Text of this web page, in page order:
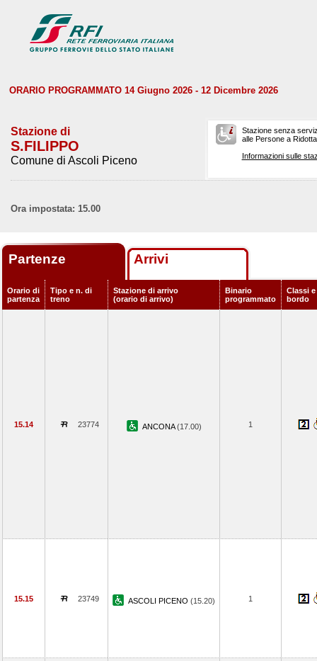
ORARIO PROGRAMMATO 14 Giugno 2026 - 12 Dicembre 2026
Stazione di
S.FILIPPO
Comune di Ascoli Piceno
Stazione senza
alle Persone a
Informazioni sulle
Ora impostata: 15.00
Partenze Arrivi
Orario di
partenza
Tipo e n. di
treno
Stazione di arrivo
(orario di arrivo)
Binario
programmato
Classi
bordo
15.14 23774 ANCONA(17.00) 1
15.15 23749 ASCOLI PICENO (15.20) 1